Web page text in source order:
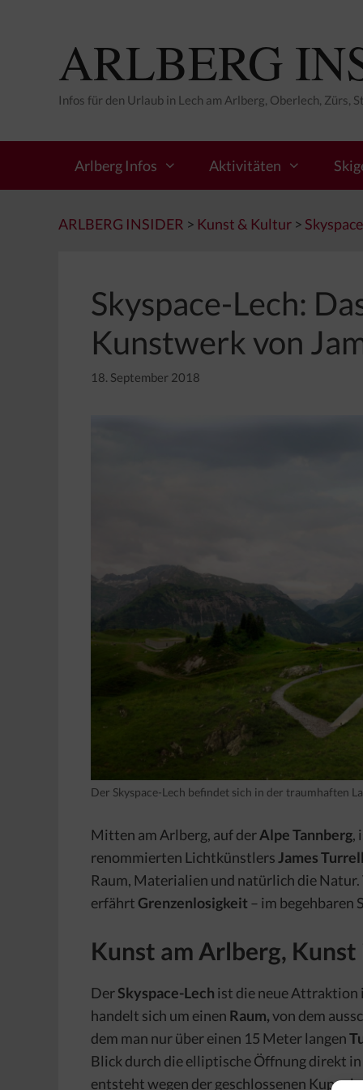
ARLBERG
Infos für den Urlaub in Lech am Arlberg, Oberlech, Zürs,
Arlberg Infos Aktivitäten
ARLBERG INSIDER > Kunst & Kultur >
Skyspace-Lech:
Kunstwerk von
18. September 2018
Der Skyspace-Lech befindet sich in der traumhaften
Mitten am Arlberg, auf derAlpe Tannberg,
renommierten LichtkünstlersJames Turrell
Raum, Materialien und natürlich die Natur.
erfährtGrenzenlosigkeit – im begehbaren
Kunst am Arlberg,
DerSkyspace-Lech ist die neue Attraktion
handelt sich um einen Raum,von dem
dem man nur über einen 15 Meter langen
Blick durch die elliptische Öffnung direkt
entsteht wegen der geschlossenen Kuppel